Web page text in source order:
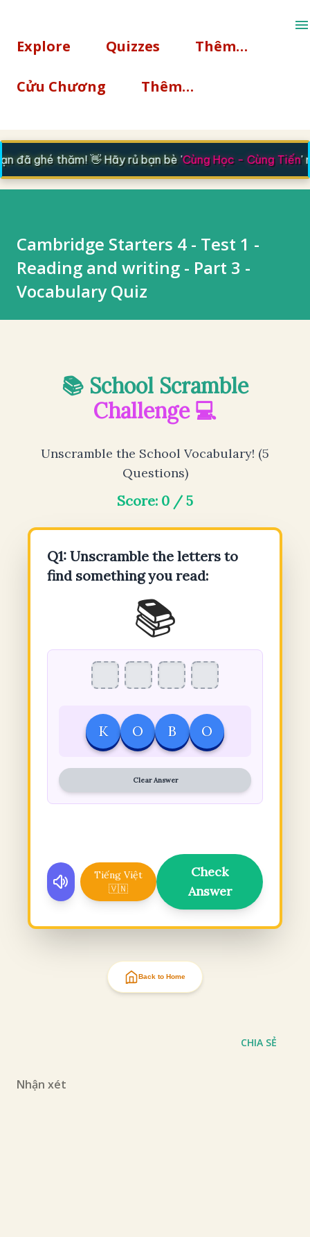
Explore Quizzes Thêm…
Cửu Chương Thêm…
đã ghé thăm! 👋 Hãy rủ bạn bè 'Cùng Học - Cùng Tiến'
Cambridge Starters 4 - Test 1 -
Reading and writing - Part 3 -
Vocabulary Quiz
📚 School Scramble
Challenge 💻
Unscramble the School Vocabulary! (5
Questions)
Score: 0 / 5
Q1: Unscramble the letters to
find something you read:
📚
K O B O
Clear Answer
Tiếng Việt
🇻🇳
Check
Answer
Back to Home
CHIA SẺ
Nhận xét